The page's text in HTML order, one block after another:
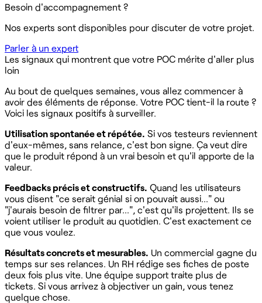
Besoin d'accompagnement ?
Nos experts sont disponibles pour discuter de votre projet.
Parler à un expert
Les signaux qui montrent que votre POC mérite d'aller plus
loin
Au bout de quelques semaines, vous allez commencer à
avoir des éléments de réponse. Votre POC tient-il la route ?
Voici les signaux positifs à surveiller.
Utilisation spontanée et répétée. Si vos testeurs reviennent
d'eux-mêmes, sans relance, c'est bon signe. Ça veut dire
que le produit répond à un vrai besoin et qu'il apporte de la
valeur.
Feedbacks précis et constructifs. Quand les utilisateurs
vous disent "ce serait génial si on pouvait aussi..." ou
"j'aurais besoin de filtrer par...", c'est qu'ils projettent. Ils se
voient utiliser le produit au quotidien. C'est exactement ce
que vous voulez.
Résultats concrets et mesurables. Un commercial gagne du
temps sur ses relances. Un RH rédige ses fiches de poste
deux fois plus vite. Une équipe support traite plus de
tickets. Si vous arrivez à objectiver un gain, vous tenez
quelque chose.